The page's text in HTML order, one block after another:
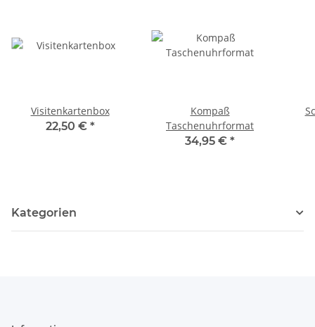
Visitenkartenbox
22,50 € *
Kompaß
Taschenuhrformat
34,95 € *
Kategorien